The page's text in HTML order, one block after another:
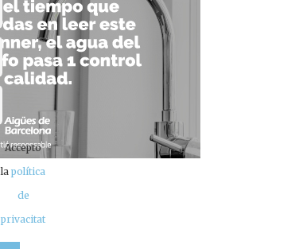
Accepto
lapolítica
de
privacitat